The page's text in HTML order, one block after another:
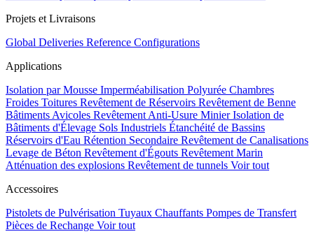
Projets et Livraisons
Global Deliveries Reference Configurations
Applications
Isolation par Mousse Imperméabilisation Polyurée Chambres
Froides Toitures Revêtement de Réservoirs Revêtement de Benne
Bâtiments Avicoles Revêtement Anti-Usure MinierIsolation de
Bâtiments d'Élevage Sols Industriels Étanchéité de Bassins
Réservoirs d'Eau Rétention Secondaire Revêtement de Canalisations
Levage de Béton Revêtement d'Égouts Revêtement Marin
Atténuation des explosions Revêtement de tunnels Voir tout
Accessoires
Pistolets de Pulvérisation Tuyaux Chauffants Pompes de Transfert
Pièces de Rechange Voir tout